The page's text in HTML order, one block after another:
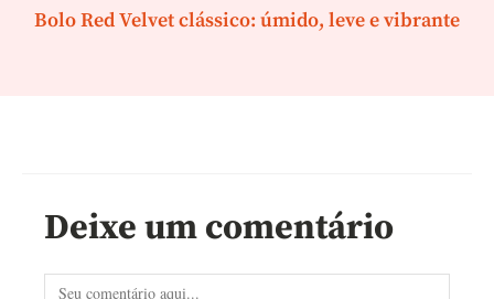
Bolo Red Velvet clássico: úmido, leve e vibrante
Deixe um comentário